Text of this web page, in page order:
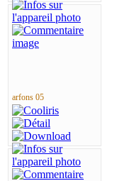
arfons 05